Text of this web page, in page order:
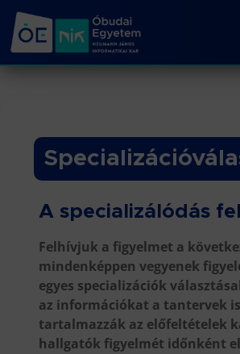
A specializálódás
Felhívjuk a figyelmet a
mindenképpen vegyenek
egyes specializációk
az információkat a tantervek is
tartalmazzák az előfeltételek
hallgatók figyelmét időnként